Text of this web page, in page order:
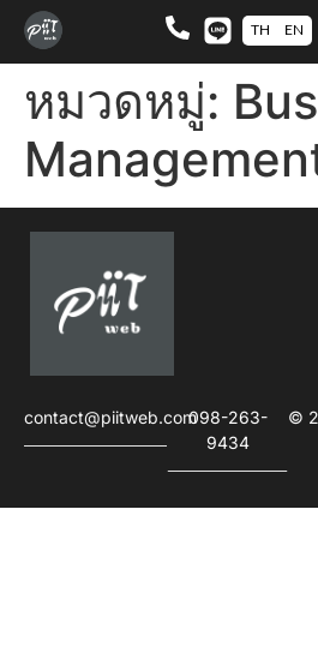
TH EN
หมวดหมู่:
contact@piitweb.com098-263-
9434
©